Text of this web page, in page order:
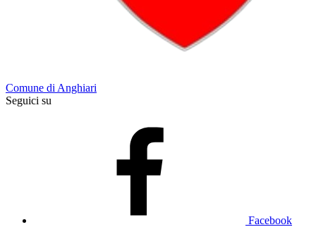
Comune di Anghiari
Seguici su
Facebook